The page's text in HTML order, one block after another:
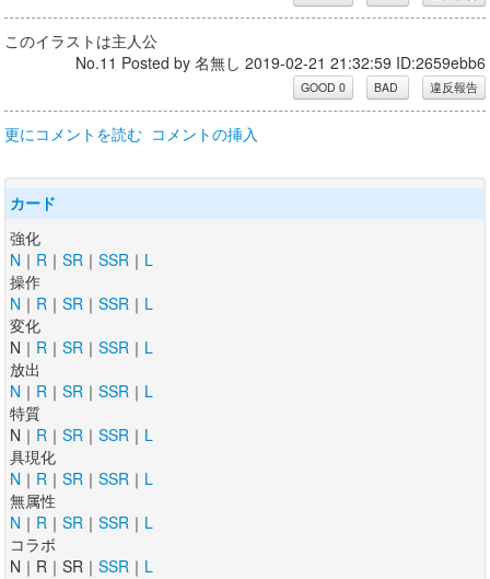
このイラストは主人公
No.11 Posted by 名無し 2019-02-21 21:32:59 ID:2659ebb6
更にコメントを読む コメントの挿入
カード
強化
N ｜ R ｜ SR ｜ SSR ｜ L
操作
N ｜ R ｜ SR ｜ SSR ｜ L
変化
N｜ R ｜ SR ｜ SSR ｜ L
放出
N ｜ R ｜ SR ｜ SSR ｜ L
特質
N｜ R ｜ SR ｜ SSR ｜ L
具現化
N ｜ R ｜ SR ｜ SSR ｜ L
無属性
N ｜ R ｜ SR ｜ SSR ｜ L
コラボ
N｜R｜SR｜ SSR ｜ L